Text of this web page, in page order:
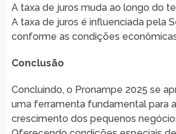
A taxa de juros muda ao longo do
A taxa de juros é influenciada pela
conforme as condições
Conclusão
Concluindo, o Pronampe 2025 se
uma ferramenta fundamental para
crescimento dos pequenos